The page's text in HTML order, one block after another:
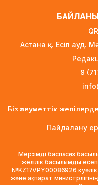
Футболдан
2 күн бұрын
«Қазақтелекомның»
кезінде қаза тапты
Трамп АҚШ-та
қол қойды
Қыркүйектен
талаптар күшейеді
Астана қ. Есіл ауд.
8
Біз әлеуметтік
Пайдалану
Мерзімді баспасөз
желілік басылымды
№KZ17VPY00086926
және ақпарат